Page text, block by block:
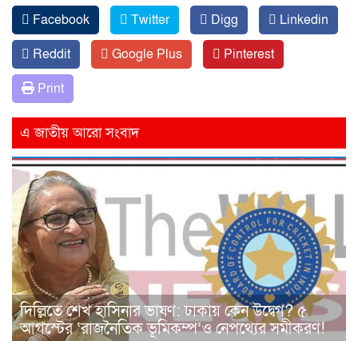
Facebook Twitter Digg
Linkedin
Reddit
Google Plus
Pinterest
Print
এ জাতীয় আরো সংবাদ
দিল্লিতে শেখ হাসিনার ভাষণ: ঢাকায় কেন উদ্বেগ? ৫
আগস্টের ‘রাজনৈতিক ভূমিকম্প’ও নেপথ্যের সমীকরণ!